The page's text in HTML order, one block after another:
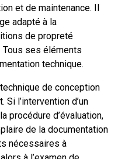
et de maintenance. Il
adapté à la
de propreté
ses éléments
technique.
de conception
l’intervention d’un
procédure d’évaluation,
de la documentation
nécessaires à